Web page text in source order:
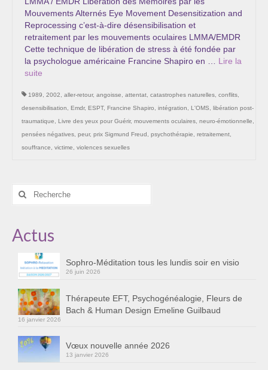
Mouvements Alternés Eye Movement Desensitization and
Reprocessing c’est-à-dire désensibilisation et
retraitement par les mouvements oculaires LMMA/EMDR
Cette technique de libération de stress à été fondée par
la psychologue américaine Francine Shapiro en … Lire la
suite­­
1989, 2002, aller-retour, angoisse, attentat, catastrophes naturelles, conflits,
desensibilisation, Emdr, ESPT, Francine Shapiro, intégration, L'OMS, libération post-
traumatique, Livre des yeux pour Guérir, mouvements oculaires, neuro-émotionnelle,
pensées négatives, peur, prix Sigmund Freud, psychothérapie, retraitement,
souffrance, victime, violences sexuelles
Rechercher
Actus
Sophro-Méditation tous les lundis soir en visio
26 juin 2026
Thérapeute EFT, Psychogénéalogie, Fleurs de
Bach & Human Design Emeline Guilbaud
16 janvier 2026
Vœux nouvelle année 2026
13 janvier 2026